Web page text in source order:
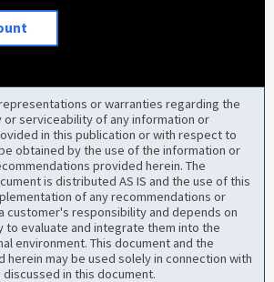
or warranties regarding the
or serviceability of any information or
in this publication or with respect to
obtained by the use of the information or
provided herein. The
is distributed AS IS and the use of this
of any recommendations or
customer's responsibility and depends on
to evaluate and integrate them into the
environment. This document and the
herein may be used solely in connection with
in this document.